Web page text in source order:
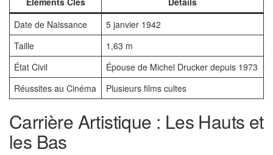
Date de Naissance
5 janvier 1942
Taille
1,63 m
État Civil
Épouse de Michel Drucker depuis 1973
Réussites au Cinéma
Plusieurs films cultes
Carrière Artistique : Les Hauts et
les Bas